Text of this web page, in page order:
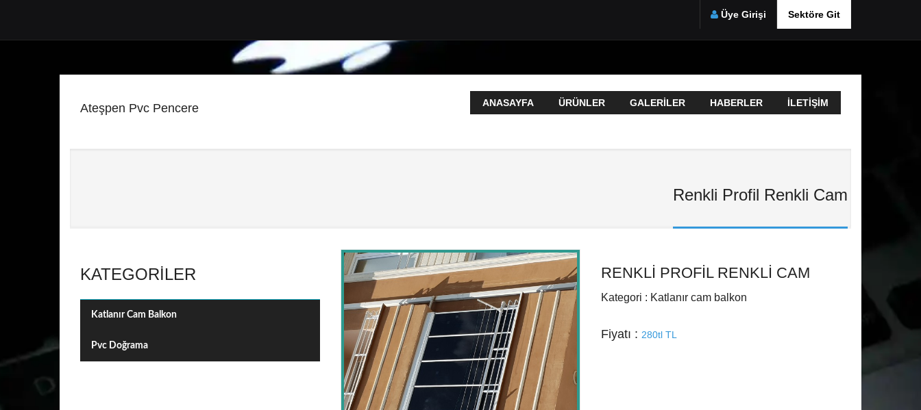
Üye Girişi Sektöre Git
Ateşpen Pvc Pencere ANASAYFA ÜRÜNLER GALERILER HABERLER İLETIŞIM
Renkli Profil Renkli Cam
KATEGORILER
Katlanır Cam Balkon
Pvc Doğrama
RENKLI PROFIL RENKLI CAM
Kategori : Katlanır cam balkon
Fiyatı : 280tl TL